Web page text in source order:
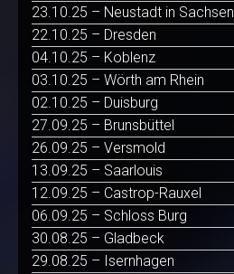
23.10.25 – Neustadt in Sachsen
22.10.25 – Dresden
04.10.25 – Koblenz
03.10.25 – Wörth am Rhein
02.10.25 – Duisburg
27.09.25 – Brunsbüttel
26.09.25 – Versmold
13.09.25 – Saarlouis
12.09.25 – Castrop-Rauxel
06.09.25 – Schloss Burg
30.08.25 – Gladbeck
29.08.25 – Isernhagen